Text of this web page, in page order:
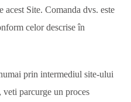
acest Site. Comanda dvs. este
celor descrise în
prin intermediul site-ului
veti parcurge un proces